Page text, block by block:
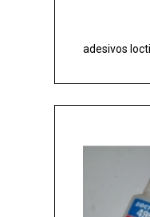
adesivos